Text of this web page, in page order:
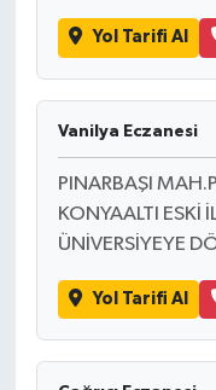
Yol Tarifi Al
Vanilya Eczanesi
PINARBAŞI
KONYAALTI ESKİ
ÜNİVERSİYEYE
Yol Tarifi Al